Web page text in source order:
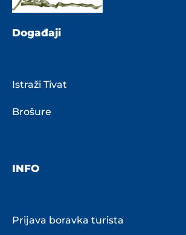
Događaji
Istraži Tivat
Brošure
INFO
Prijava boravka turista